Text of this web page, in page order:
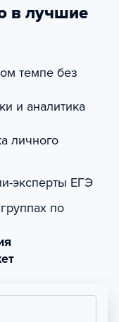
в лучшие
темпе без
и аналитика
личного
эксперты ЕГЭ
по